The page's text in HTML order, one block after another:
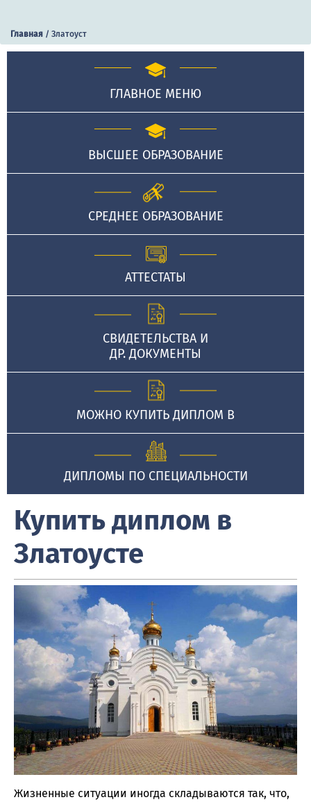
Главная / Златоуст
ГЛАВНОЕ МЕНЮ
ВЫСШЕЕ ОБРАЗОВАНИЕ
СРЕДНЕЕ ОБРАЗОВАНИЕ
АТТЕСТАТЫ
СВИДЕТЕЛЬСТВА И
ДР. ДОКУМЕНТЫ
МОЖНО КУПИТЬ ДИПЛОМ В
ДИПЛОМЫ ПО СПЕЦИАЛЬНОСТИ
Купить диплом в
Златоусте
Жизненные ситуации иногда складываются так, что,